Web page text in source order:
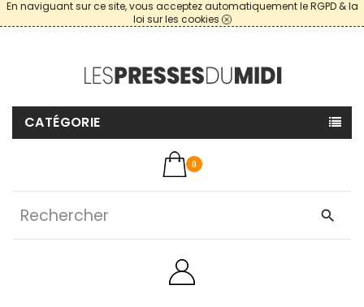
En naviguant sur ce site, vous acceptez automatiquement le RGPD & la
loi sur les cookies
CATÉGORIE
0
search